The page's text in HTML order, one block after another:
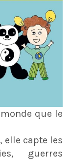
que le
elle capte les
guerres